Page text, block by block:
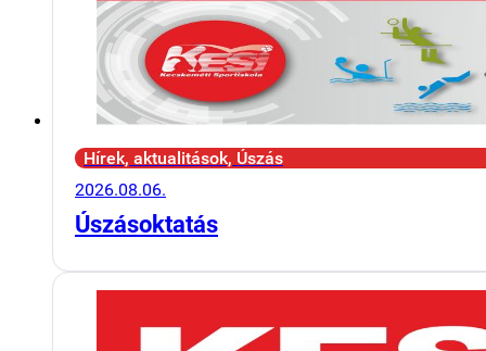
Hírek, aktualitások, Úszás
2026.08.06.
Úszásoktatás